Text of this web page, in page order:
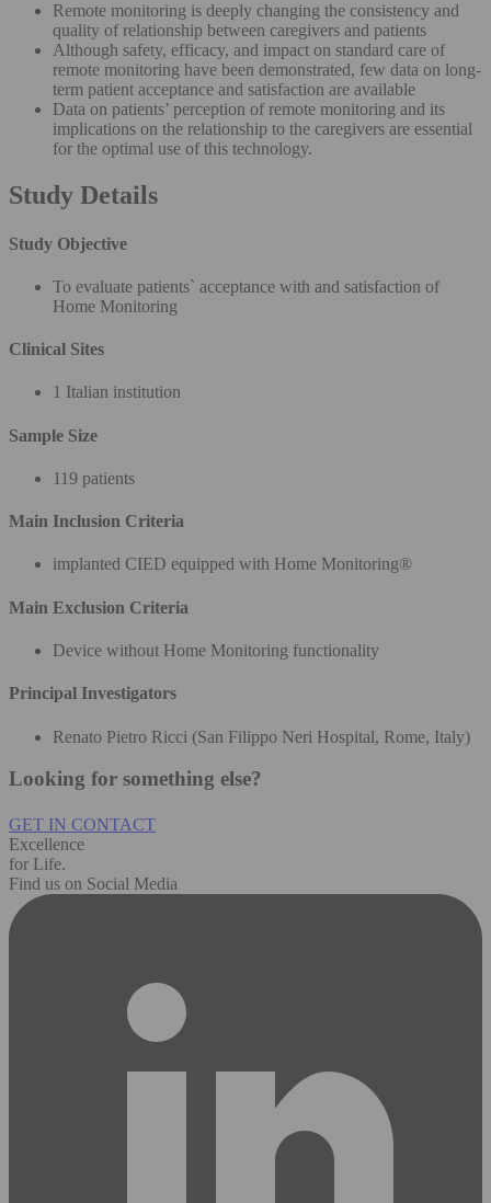
Remote monitoring is deeply changing the consistency and
quality of relationship between caregivers and patients
Although safety, efficacy, and impact on standard care of
remote monitoring have been demonstrated, few data on long-
term patient acceptance and satisfaction are available
Data on patients’ perception of remote monitoring and its
implications on the relationship to the caregivers are essential
for the optimal use of this technology.
Study Details
Study Objective
To evaluate patients` acceptance with and satisfaction of
Home Monitoring
Clinical Sites
1 Italian institution
Sample Size
119 patients
Main Inclusion Criteria
implanted CIED equipped with Home Monitoring®
Main Exclusion Criteria
Device without Home Monitoring functionality
Principal Investigators
Renato Pietro Ricci (San Filippo Neri Hospital, Rome, Italy)
Looking for something else?
GET IN CONTACT
Excellence
for Life.
Find us on Social Media